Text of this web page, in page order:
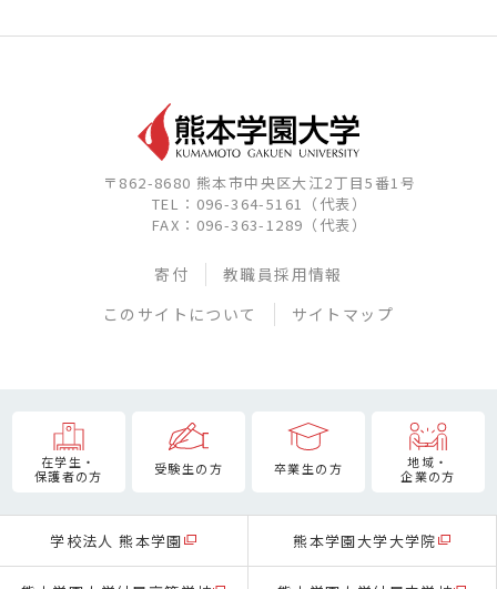
〒862-8680 熊本市中央区大江2丁目5番1号
TEL：096-364-5161（代表）
FAX：096-363-1289（代表）
寄付
教職員採用情報
このサイトについて
サイトマップ
在学生・
保護者の方
受験生の方 卒業生の方
地域・
企業の方
学校法人 熊本学園 熊本学園大学大学院